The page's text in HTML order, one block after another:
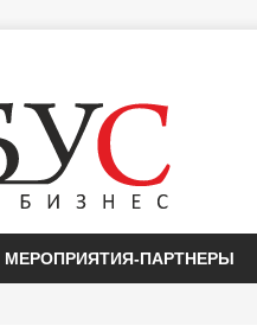
МЕРОПРИЯТИЯ-ПАРТНЕРЫ